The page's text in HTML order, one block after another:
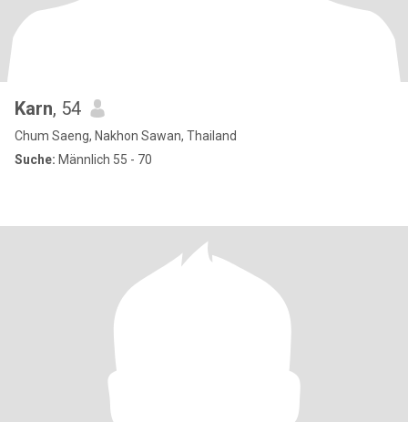
Karn, 54
Chum Saeng, Nakhon Sawan, Thailand
Suche: Männlich 55 - 70